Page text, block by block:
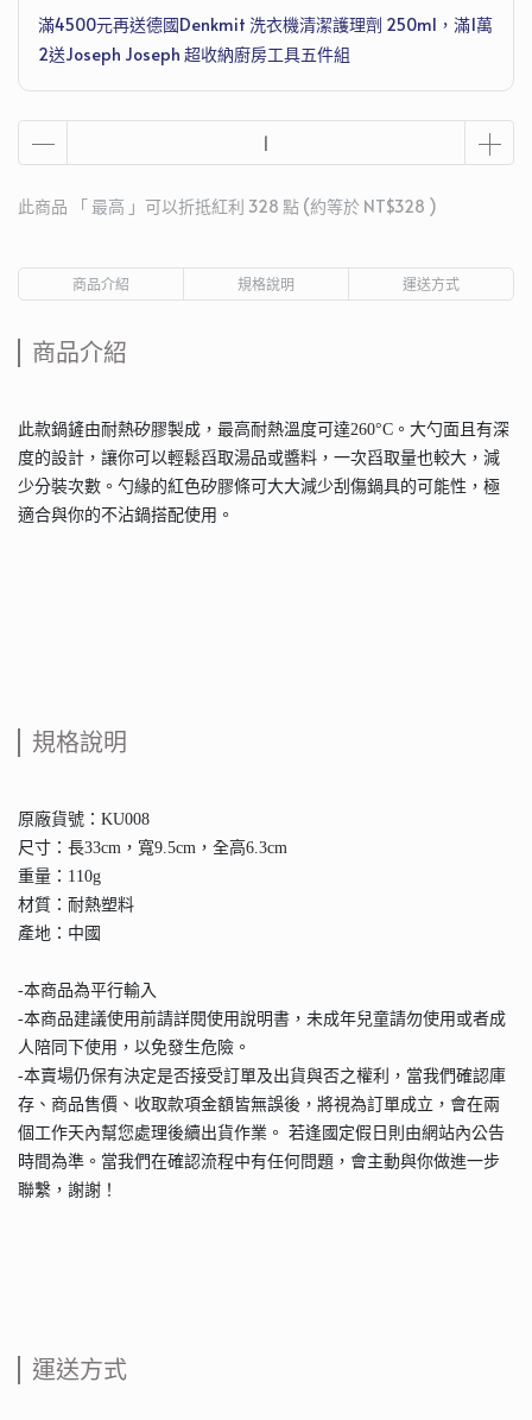
滿4500元再送德國Denkmit 洗衣機清潔護理劑 250ml，滿1萬
2送Joseph Joseph 超收納廚房工具五件組
此商品 「 最高 」可以折抵紅利 328 點 (約等於 NT$328 )
商品介紹 規格說明 運送方式
商品介紹
此款鍋鏟由耐熱矽膠製成，最高耐熱溫度可達260°C。大勺面且有深
度的設計，讓你可以輕鬆舀取湯品或醬料，一次舀取量也較大，減
少分裝次數。勺緣的紅色矽膠條可大大減少刮傷鍋具的可能性，極
適合與你的不沾鍋搭配使用。
規格說明
原廠貨號：KU008
尺寸：長33cm，寬9.5cm，全高6.3cm
重量：110g
材質：耐熱塑料
產地：中國
-本商品為平行輸入
-本商品建議使用前請詳閱使用說明書，未成年兒童請勿使用或者成
人陪同下使用，以免發生危險。
-本賣場仍保有決定是否接受訂單及出貨與否之權利，當我們確認庫
存、商品售價、收取款項金額皆無誤後，將視為訂單成立，會在兩
個工作天內幫您處理後續出貨作業。 若逢國定假日則由網站內公告
時間為準。當我們在確認流程中有任何問題，會主動與你做進一步
聯繫，謝謝！
運送方式